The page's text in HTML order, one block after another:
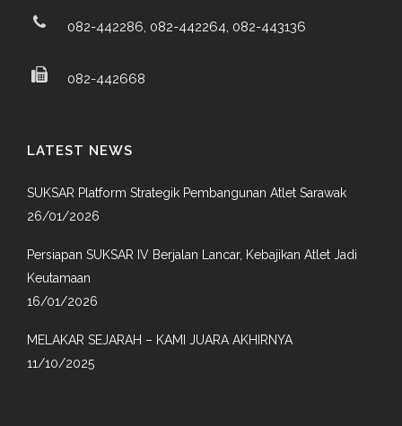
082-442286, 082-442264, 082-443136
082-442668
LATEST NEWS
SUKSAR Platform Strategik Pembangunan Atlet Sarawak
26/01/2026
Persiapan SUKSAR IV Berjalan Lancar, Kebajikan Atlet Jadi
Keutamaan
16/01/2026
MELAKAR SEJARAH – KAMI JUARA AKHIRNYA
11/10/2025